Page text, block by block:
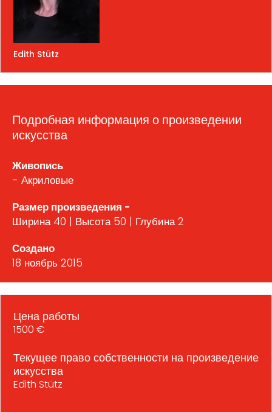
Edith Stütz
Подробная информация о произведении
искусства
Живопись
- Акриловые
Размер произведения -
Ширина 40 | Высота 50 | Глубина 2
Создано
18 ноябрь 2015
Цена работы
1500 €
Текущее право собственности на произведение
искусства
Edith Stütz